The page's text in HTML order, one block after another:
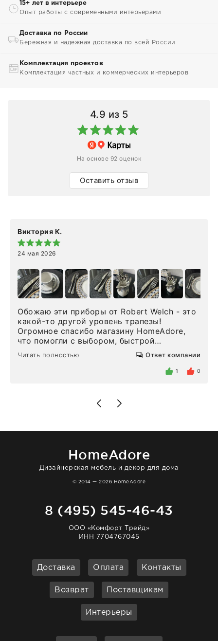
15+ лет в интерьере
Опыт работы с современными интерьерами
Доставка по России
Бережная и надежная доставка по всей России
Комплектация проектов
Комплектация частных и коммерческих интерьеров
4.9 из 5
На основе 92 оценок
Оставить отзыв
Виктория К.
24 мая 2026
Обожаю эти приборы от Robert Welch - это
какой-то другой уровень трапезы!
Огромное спасибо магазину HomeAdore,
что помогли с выбором, быстрой
доставкой и высоким сервисом. Один раз
была здесь лично, забирала чайные ложки,
внутри очень много антикварной посуды,
Позже заказывала остальные приборы -
доставили сдэком на следующий день к
отвечает очень быстро. Взаимодействием
Читать полностью Ответ компании
1 0
HomeAdore
Дизайнерская мебель и декор для дома
© 2014 — 2026 HomeAdore
8 (495) 545-46-43
ООО «Комфорт Трейд»
ИНН 7704767045
Доставка Оплата Контакты
Возврат Поставщикам
Интерьеры